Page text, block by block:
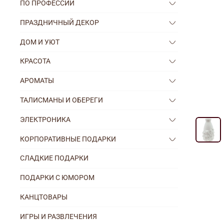
ПО ПРОФЕССИИ
ПРАЗДНИЧНЫЙ ДЕКОР
ДОМ И УЮТ
КРАСОТА
АРОМАТЫ
ТАЛИСМАНЫ И ОБЕРЕГИ
ЭЛЕКТРОНИКА
КОРПОРАТИВНЫЕ ПОДАРКИ
СЛАДКИЕ ПОДАРКИ
ПОДАРКИ С ЮМОРОМ
КАНЦТОВАРЫ
ИГРЫ И РАЗВЛЕЧЕНИЯ